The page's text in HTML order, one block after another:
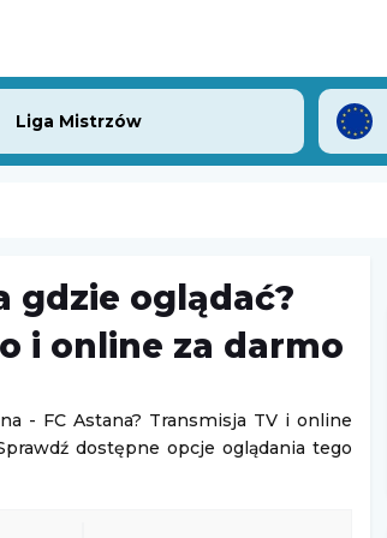
Liga Mistrzów
FC Vaduz
Europy
w Lexington
gdzie oglądać?
i online za darmo
- FC Astana? Transmisja TV i online
dostępne opcje oglądania tego